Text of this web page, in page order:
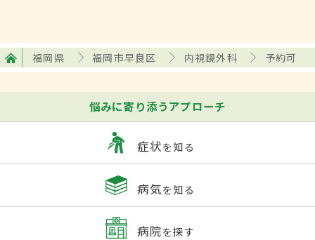
福岡県 福岡市早良区 内視鏡外科 予約可
悩みに寄り添うアプローチ
症状を知る
病気を知る
病院を探す